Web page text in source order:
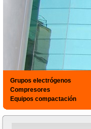
Grupos electrógenos
Compresores
Equipos compactación